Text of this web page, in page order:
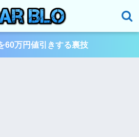
60万円値引きする裏技